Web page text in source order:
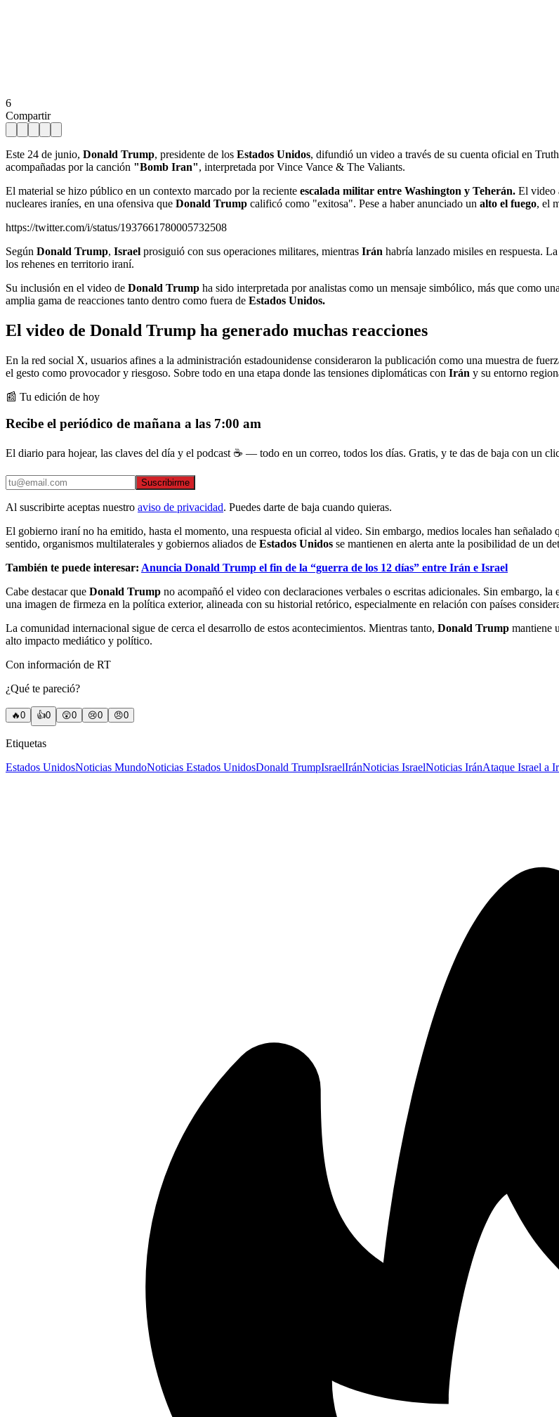
6
Compartir
Este 24 de junio, Donald Trump, presidente de los Estados Unidos, difundió un video a través de su cuenta oficial en
acompañadas por la canción "Bomb Iran", interpretada por Vince Vance & The Valiants.
El material se hizo público en un contexto marcado por la reciente escalada militar entre Washington y Teherán. El video
nucleares iraníes, en una ofensiva que Donald Trump calificó como "exitosa". Pese a haber anunciado un alto el fuego, el
https://twitter.com/i/status/1937661780005732508
Según Donald Trump, Israel prosiguió con sus operaciones militares, mientras Irán habría lanzado misiles en respuesta.
los rehenes en territorio iraní.
Su inclusión en el video de Donald Trump ha sido interpretada por analistas como un mensaje simbólico, más que como
amplia gama de reacciones tanto dentro como fuera de Estados Unidos.
El video de Donald Trump ha generado muchas reacciones
En la red social X, usuarios afines a la administración estadounidense consideraron la publicación como una muestra de
el gesto como provocador y riesgoso. Sobre todo en una etapa donde las tensiones diplomáticas con Irán y su entorno
📰 Tu edición de hoy
Recibe el periódico de mañana a las 7:00 am
El diario para hojear, las claves del día y el podcast ☕ — todo en un correo, todos los días. Gratis, y te das de baja con un
Suscribirme
Al suscribirte aceptas nuestro aviso de privacidad. Puedes darte de baja cuando quieras.
El gobierno iraní no ha emitido, hasta el momento, una respuesta oficial al video. Sin embargo, medios locales han
sentido, organismos multilaterales y gobiernos aliados de Estados Unidos se mantienen en alerta ante la posibilidad de un
También te puede interesar: Anuncia Donald Trump el fin de la “guerra de los 12 días” entre Irán e Israel
Cabe destacar que Donald Trump no acompañó el video con declaraciones verbales o escritas adicionales. Sin embargo,
una imagen de firmeza en la política exterior, alineada con su historial retórico, especialmente en relación con países
La comunidad internacional sigue de cerca el desarrollo de estos acontecimientos. Mientras tanto, Donald Trump mantiene
alto impacto mediático y político.
Con información de RT
¿Qué te pareció?
🔥0 👍0 😲0 😢0 😠0
Etiquetas
Estados UnidosNoticias MundoNoticias Estados UnidosDonald TrumpIsraelIránNoticias IsraelNoticias IránAtaque Israel a